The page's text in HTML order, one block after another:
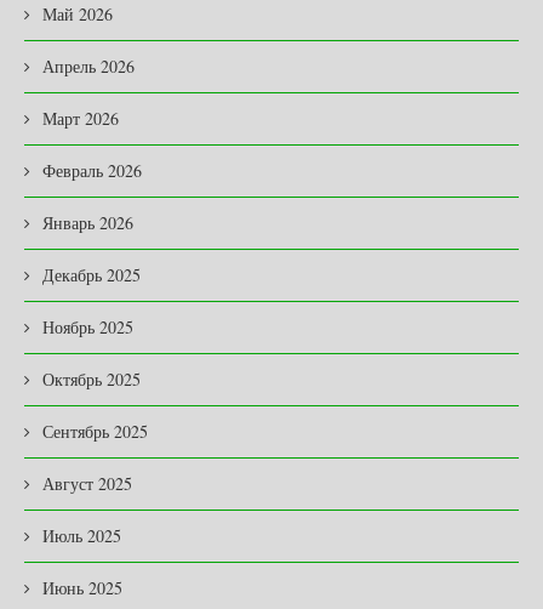
Май 2026
Апрель 2026
Март 2026
Февраль 2026
Январь 2026
Декабрь 2025
Ноябрь 2025
Октябрь 2025
Сентябрь 2025
Август 2025
Июль 2025
Июнь 2025